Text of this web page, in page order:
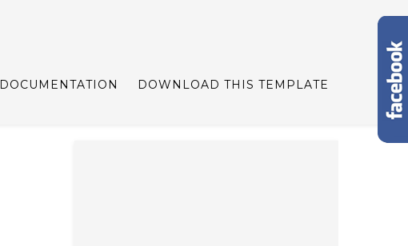
DOCUMENTATION DOWNLOAD THIS TEMPLATE